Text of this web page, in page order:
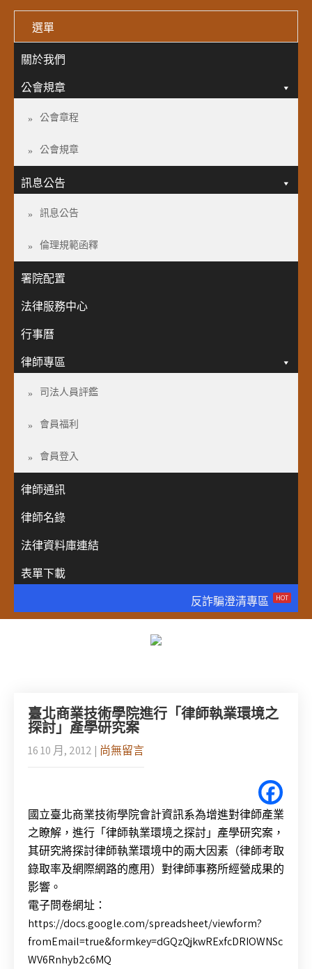
選單
關於我們
公會規章
公會章程
公會規章
訊息公告
訊息公告
倫理規範函釋
署院配置
法律服務中心
行事曆
律師專區
司法人員評鑑
會員福利
會員登入
律師通訊
律師名錄
法律資料庫連結
表單下載
反詐騙澄清專區
HOT
臺北商業技術學院進行「律師執業環境之
探討」產學研究案
16 10 月, 2012 | 尚無留言
國立臺北商業技術學院會計資訊系為增進對律師產業
之瞭解，進行「律師執業環境之探討」產學研究案，
其研究將探討律師執業環境中的兩大因素（律師考取
錄取率及網際網路的應用）對律師事務所經營成果的
影響。
電子問卷網址：
https://docs.google.com/spreadsheet/viewform?
fromEmail=true&formkey=dGQzQjkwRExfcDRIOWNSc
WV6Rnhyb2c6MQ